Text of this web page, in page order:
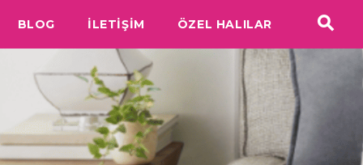
BLOG İLETİŞİM ÖZEL HALILAR